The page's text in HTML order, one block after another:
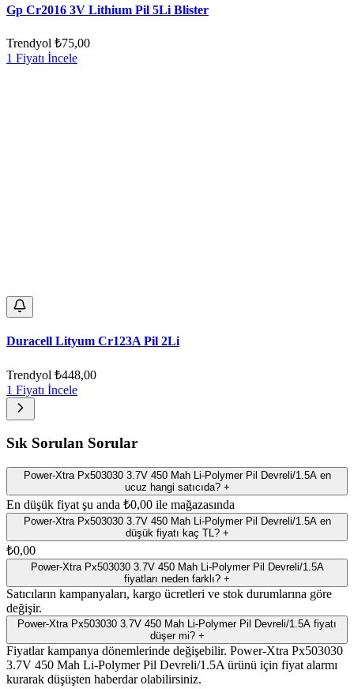
Gp Cr2016 3V Lithium Pil 5Li Blister
Trendyol ₺75,00
1 Fiyatı İncele
Duracell Lityum Cr123A Pil 2Li
Trendyol ₺448,00
1 Fiyatı İncele
Sık Sorulan Sorular
Power-Xtra Px503030 3.7V 450 Mah Li-Polymer Pil Devreli/1.5A en
ucuz hangi satıcıda? +
En düşük fiyat şu anda ₺0,00 ile mağazasında
Power-Xtra Px503030 3.7V 450 Mah Li-Polymer Pil Devreli/1.5A en
düşük fiyatı kaç TL? +
₺0,00
Power-Xtra Px503030 3.7V 450 Mah Li-Polymer Pil Devreli/1.5A
fiyatları neden farklı? +
Satıcıların kampanyaları, kargo ücretleri ve stok durumlarına göre
değişir.
Power-Xtra Px503030 3.7V 450 Mah Li-Polymer Pil Devreli/1.5A fiyatı
düşer mi? +
Fiyatlar kampanya dönemlerinde değişebilir. Power-Xtra Px503030
3.7V 450 Mah Li-Polymer Pil Devreli/1.5A ürünü için fiyat alarmı
kurarak düşüşten haberdar olabilirsiniz.